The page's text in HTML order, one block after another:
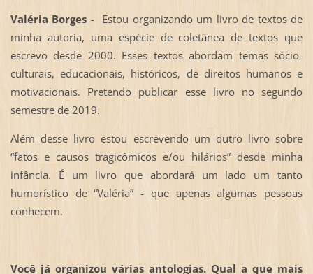
Valéria Borges - Estou organizando um livro de textos de
minha autoria, uma espécie de coletânea de textos que
escrevo desde 2000. Esses textos abordam temas sócio-
culturais, educacionais, históricos, de direitos humanos e
motivacionais. Pretendo publicar esse livro no segundo
semestre de 2019.
Além desse livro estou escrevendo um outro livro sobre
“fatos e causos tragicômicos e/ou hilários” desde minha
infância. É um livro que abordará um lado um tanto
humorístico de “Valéria” - que apenas algumas pessoas
conhecem.
Você já organizou várias antologias. Qual a que mais